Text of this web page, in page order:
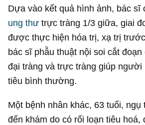
Dựa vào kết quả hình ảnh, bác sĩ
ung thư trực tràng 1/3 giữa, giai
được thực hiện hóa trị, xạ trị
bác sĩ phẫu thuật nội soi cắt
đại tràng và trực tràng giúp người
tiêu bình thường.
Một bệnh nhân khác, 63 tuổi, ngụ
đến khám do có rối loạn tiêu hoá,